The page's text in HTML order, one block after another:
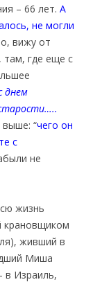
– 66 лет. А
не могли
вижу от
там, где еще с
днем
.
“чего он
с
не
жизнь
крановщиком
живший в
Миша
в Израиль,